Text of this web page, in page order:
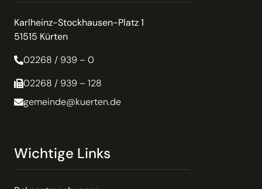
Karlheinz-Stockhausen-Platz 1
51515 Kürten
02268 / 939 – 0
02268 / 939 – 128
gemeinde@kuerten.de
Wichtige Links